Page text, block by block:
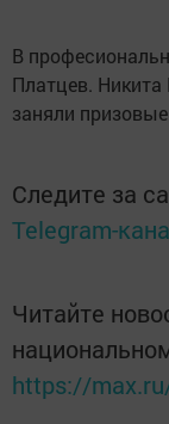
В
Платцев. Никита
заняли
Следите за
Telegram-
Читайте
https://